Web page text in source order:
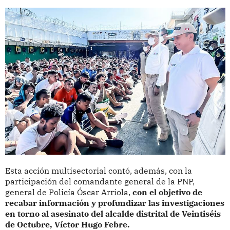
Esta acción multisectorial contó, además, con la
participación del comandante general de la PNP,
general de Policía Óscar Arriola, con el objetivo de
recabar información y profundizar las investigaciones
en torno al asesinato del alcalde distrital de Veintiséis
de Octubre, Víctor Hugo Febre.